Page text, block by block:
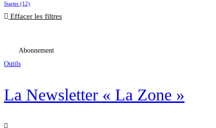
Starter (12)
Effacer les filtres
Abonnement
Outils
La Newsletter « La Zone »